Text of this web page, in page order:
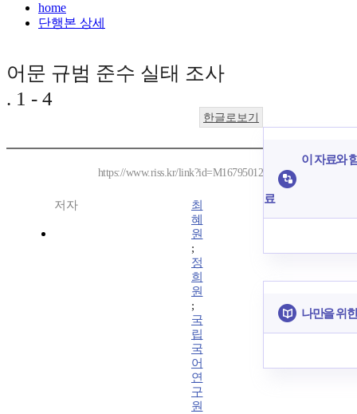
home
단행본 상세
어문 규범 준수 실태 조사
. 1 - 4
한글로보기
https://www.riss.kr/link?id=M16795012
저자
최
혜
원
;
정
희
원
;
국
립
국
어
연
구
원
이 자료와
료
나만을 위